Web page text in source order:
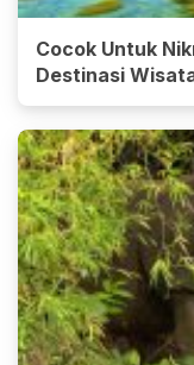
Cocok Untuk
Destinasi